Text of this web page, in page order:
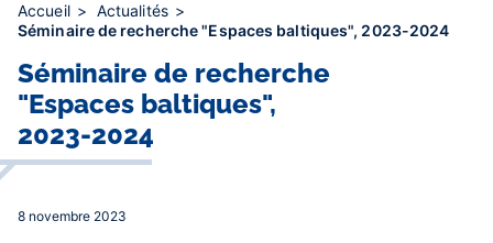
Accueil
Actualités
Séminaire de recherche "Espaces baltiques", 2023-2024
Séminaire de recherche
"Espaces baltiques",
2023-2024
8 novembre 2023